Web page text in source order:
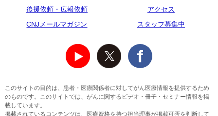
後援依頼・広報依頼
アクセス
CNJメールマガジン
スタッフ募集中
このサイトの目的は、患者・医療関係者に対してがん医療情報を提供するため
のものです。このサイトでは、がんに関するビデオ・冊子・セミナー情報を掲
載しています。
掲載されているコンテンツは、医療資格を持つ担当理事が掲載可否を判断して